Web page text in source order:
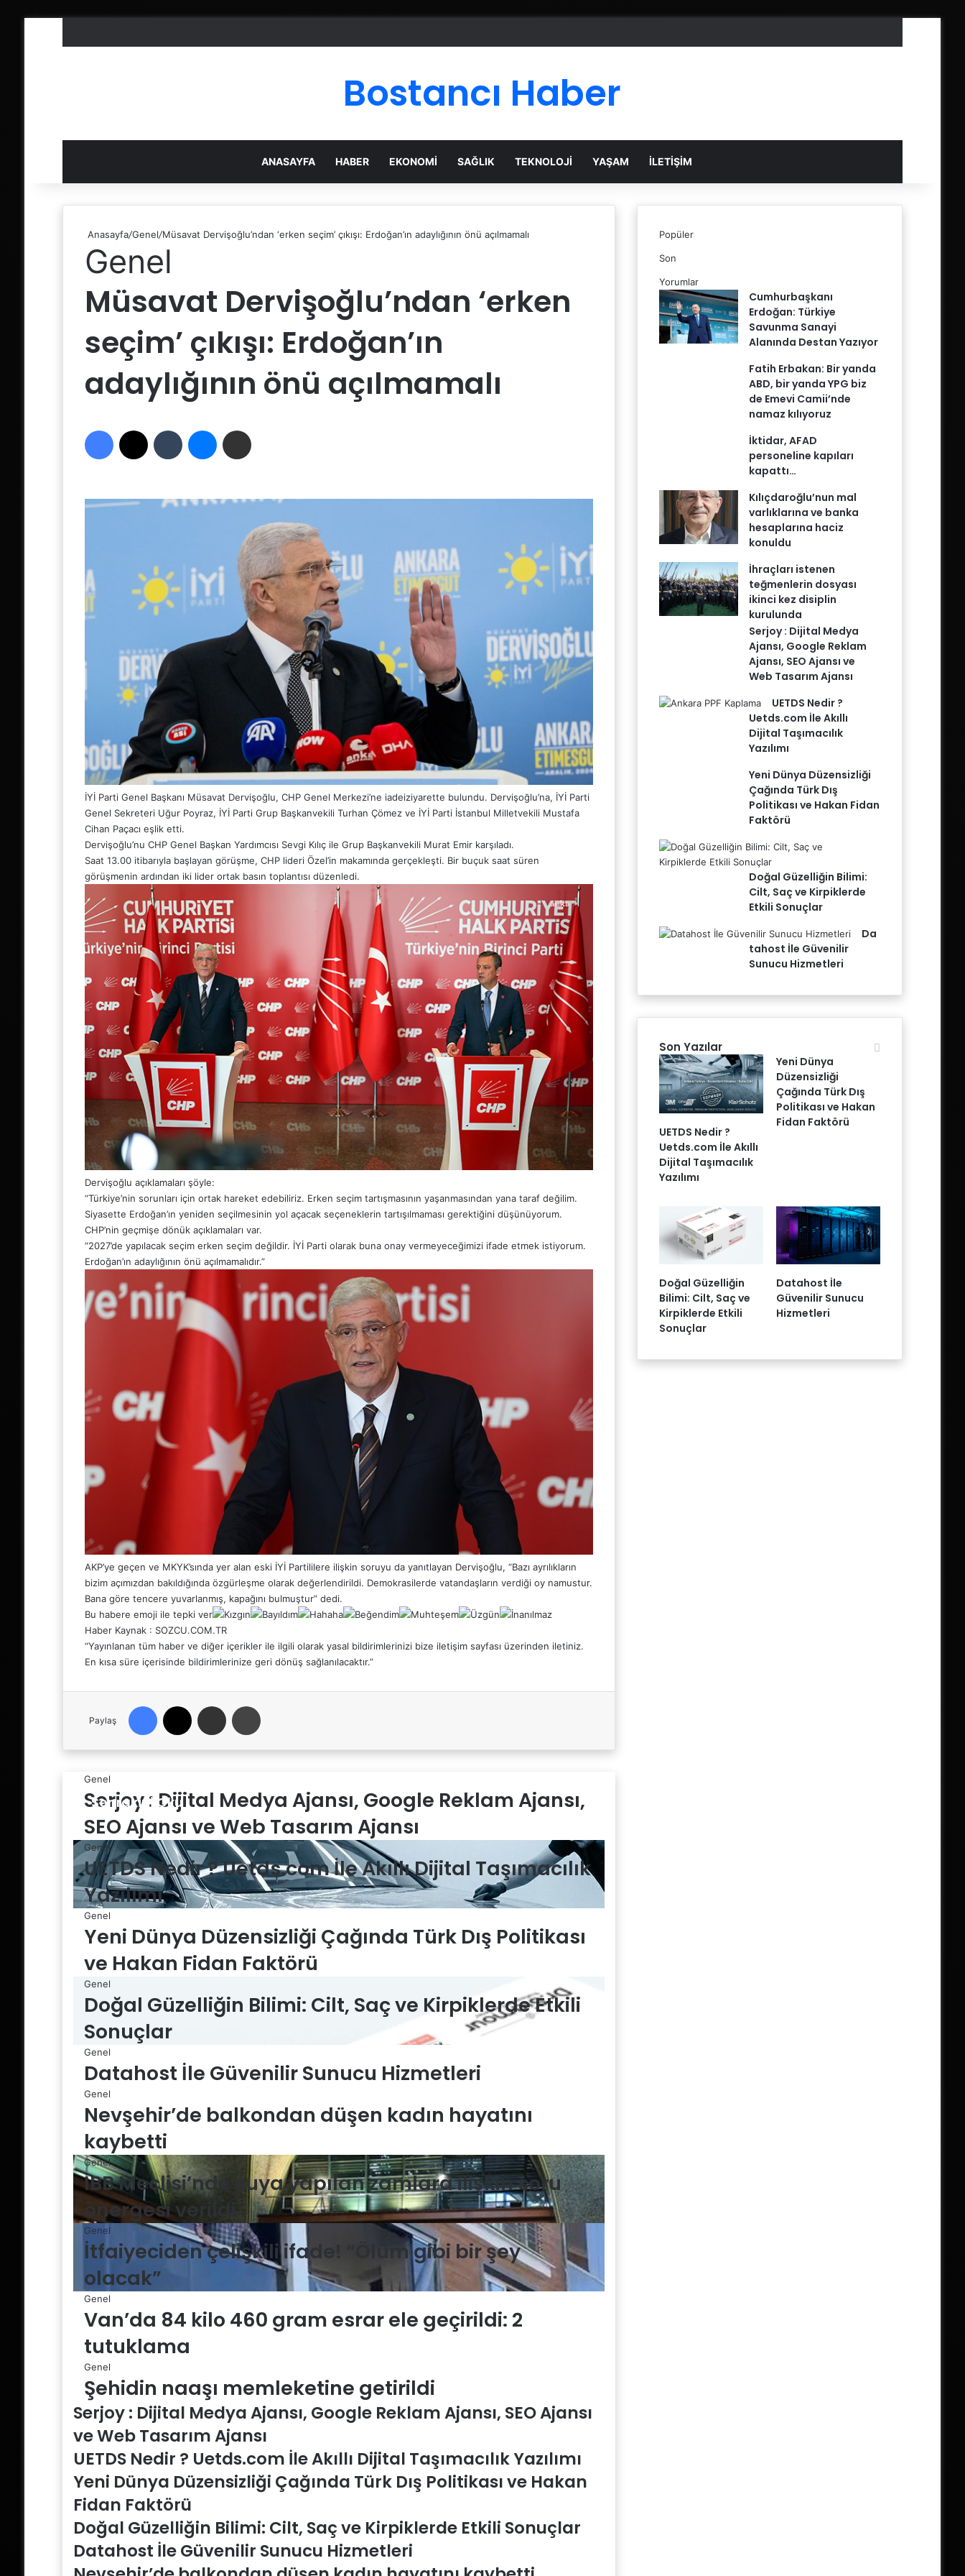
Bostancı Haber
ANASAYFA HABER EKONOMI SAĞLIK TEKNOLOJI YAŞAM İLETIŞIM
Anasayfa/Genel/Müsavat Dervişoğlu’ndan ‘erken seçim’ çıkışı: Erdoğan’ın adaylığının önü açılmamalı
Genel
Müsavat Dervişoğlu’ndan ‘erken
seçim’ çıkışı: Erdoğan’ın
adaylığının önü açılmamalı
Facebook Tumblr Messenger
İYİ Parti Genel Başkanı Müsavat Dervişoğlu, CHP Genel Merkezi’ne iadeiziyarette bulundu. Dervişoğlu’na, İYİ Parti
Genel Sekreteri Uğur Poyraz, İYİ Parti Grup Başkanvekili Turhan Çömez ve İYİ Parti İstanbul Milletvekili Mustafa
Cihan Paçacı eşlik etti.
Dervişoğlu’nu CHP Genel Başkan Yardımcısı Sevgi Kılıç ile Grup Başkanvekili Murat Emir karşıladı.
Saat 13.00 itibarıyla başlayan görüşme, CHP lideri Özel’in makamında gerçekleşti. Bir buçuk saat süren
görüşmenin ardından iki lider ortak basın toplantısı düzenledi.
Dervişoğlu açıklamaları şöyle:
“Türkiye’nin sorunları için ortak hareket edebiliriz. Erken seçim tartışmasının yaşanmasından yana taraf değilim.
Siyasette Erdoğan’ın yeniden seçilmesinin yol açacak seçeneklerin tartışılmaması gerektiğini düşünüyorum.
CHP’nin geçmişe dönük açıklamaları var.
“2027’de yapılacak seçim erken seçim değildir. İYİ Parti olarak buna onay vermeyeceğimizi ifade etmek istiyorum.
Erdoğan’ın adaylığının önü açılmamalıdır.”
AKP’ye geçen ve MKYK’sında yer alan eski İYİ Partililere ilişkin soruyu da yanıtlayan Dervişoğlu, “Bazı ayrılıkların
bizim açımızdan bakıldığında özgürleşme olarak değerlendirildi. Demokrasilerde vatandaşların verdiği oy namustur.
Bana göre tencere yuvarlanmış, kapağını bulmuştur” dedi.
Bu habere emoji ile tepki ver
Haber Kaynak : SOZCU.COM.TR
“Yayınlanan tüm haber ve diğer içerikler ile ilgili olarak yasal bildirimlerinizi bize iletişim sayfası üzerinden iletiniz.
En kısa süre içerisinde bildirimlerinize geri dönüş sağlanılacaktır.”
Paylaş
Facebook Email'den paylaş
Sonrakini Oku
Genel
Serjoy : Dijital Medya Ajansı, Google Reklam Ajansı,
SEO Ajansı ve Web Tasarım Ajansı
Genel
UETDS Nedir ? Uetds.com İle Akıllı Dijital Taşımacılık
Yazılımı
Genel
Yeni Dünya Düzensizliği Çağında Türk Dış Politikası
ve Hakan Fidan Faktörü
Genel
Doğal Güzelliğin Bilimi: Cilt, Saç ve Kirpiklerde Etkili
Sonuçlar
Genel
Datahost İle Güvenilir Sunucu Hizmetleri
Genel
Nevşehir’de balkondan düşen kadın hayatını
kaybetti
Genel
İBB Meclisi’nde suya yapılan zamlara ilişkin soru
önergesi verildi
Genel
İtfaiyeciden çelişkili ifade! “Ölüm gibi bir şey
olacak”
Genel
Van’da 84 kilo 460 gram esrar ele geçirildi: 2
tutuklama
Genel
Şehidin naaşı memleketine getirildi
Serjoy : Dijital Medya Ajansı, Google Reklam Ajansı, SEO Ajansı
ve Web Tasarım Ajansı
UETDS Nedir ? Uetds.com İle Akıllı Dijital Taşımacılık Yazılımı
Yeni Dünya Düzensizliği Çağında Türk Dış Politikası ve Hakan
Fidan Faktörü
Doğal Güzelliğin Bilimi: Cilt, Saç ve Kirpiklerde Etkili Sonuçlar
Datahost İle Güvenilir Sunucu Hizmetleri
Popüler
Son
Yorumlar
Cumhurbaşkanı
Erdoğan: Türkiye
Savunma Sanayi
Alanında Destan Yazıyor
Fatih Erbakan: Bir yanda
ABD, bir yanda YPG biz
de Emevi Camii’nde
namaz kılıyoruz
İktidar, AFAD
personeline kapıları
kapattı…
Kılıçdaroğlu’nun mal
varlıklarına ve banka
hesaplarına haciz
konuldu
İhraçları istenen
teğmenlerin dosyası
ikinci kez disiplin
kurulunda
Serjoy : Dijital Medya
Ajansı, Google Reklam
Ajansı, SEO Ajansı ve
Web Tasarım Ajansı
UETDS Nedir ?
Uetds.com İle Akıllı
Dijital Taşımacılık
Yazılımı
Yeni Dünya Düzensizliği
Çağında Türk Dış
Politikası ve Hakan Fidan
Faktörü
Doğal Güzelliğin Bilimi:
Cilt, Saç ve Kirpiklerde
Etkili Sonuçlar
Da
tahost İle Güvenilir
Sunucu Hizmetleri
Son Yazılar
UETDS Nedir ?
Uetds.com İle Akıllı
Dijital Taşımacılık
Yazılımı
Yeni Dünya
Düzensizliği
Çağında Türk Dış
Politikası ve Hakan
Fidan Faktörü
Doğal Güzelliğin
Bilimi: Cilt, Saç ve
Kirpiklerde Etkili
Sonuçlar
Datahost İle
Güvenilir Sunucu
Hizmetleri